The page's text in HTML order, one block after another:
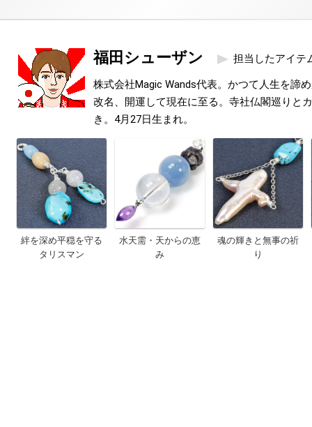
福田シューザン 担当したアイテ
株式会社Magic Wands代表。かつて人生を諦
改名、開運して現在に至る。寺社仏閣巡りと
き。4月27日生まれ。
絆を深め平穏を守る
タリスマン
水天需・天からの恵
み
魂の輝きと無事の祈
り